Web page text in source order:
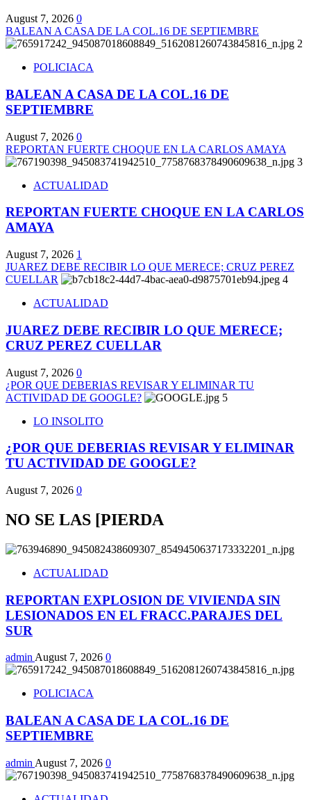
August 7, 2026 0
BALEAN A CASA DE LA COL.16 DE SEPTIEMBRE
2
POLICIACA
BALEAN A CASA DE LA COL.16 DE
SEPTIEMBRE
August 7, 2026 0
REPORTAN FUERTE CHOQUE EN LA CARLOS AMAYA
3
ACTUALIDAD
REPORTAN FUERTE CHOQUE EN LA CARLOS
AMAYA
August 7, 2026 1
JUAREZ DEBE RECIBIR LO QUE MERECE; CRUZ PEREZ
CUELLAR
4
ACTUALIDAD
JUAREZ DEBE RECIBIR LO QUE MERECE;
CRUZ PEREZ CUELLAR
August 7, 2026 0
¿POR QUE DEBERIAS REVISAR Y ELIMINAR TU
ACTIVIDAD DE GOOGLE?
5
LO INSOLITO
¿POR QUE DEBERIAS REVISAR Y ELIMINAR
TU ACTIVIDAD DE GOOGLE?
August 7, 2026 0
NO SE LAS [PIERDA
ACTUALIDAD
REPORTAN EXPLOSION DE VIVIENDA SIN
LESIONADOS EN EL FRACC.PARAJES DEL
SUR
admin August 7, 2026 0
POLICIACA
BALEAN A CASA DE LA COL.16 DE
SEPTIEMBRE
admin August 7, 2026 0